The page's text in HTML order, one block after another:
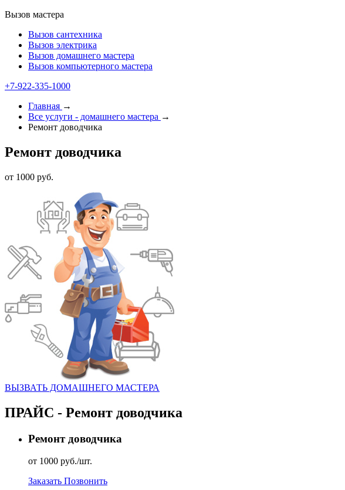
Вызов мастера
Вызов сантехника
Вызов электрика
Вызов домашнего мастера
Вызов компьютерного мастера
+7-922-335-1000
Главная →
Все услуги - домашнего мастера →
Ремонт доводчика
Ремонт доводчика
от 1000 руб.
ВЫЗВАТЬ ДОМАШНЕГО МАСТЕРА
ПРАЙС - Ремонт доводчика
Ремонт доводчика
от 1000 руб./шт.
Заказать Позвонить